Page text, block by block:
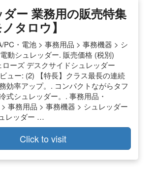
ー 業務用の販売特集
ノタロウ】
PC・電池 > 事務用品 > 事務機器 > シ
動シュレッダー. 販売価格 (税別)
ローズ デスクサイドシュレッダー
ュー: (2) 【特長】クラス最長の連続
効率アップ。. コンパクトながらタフ
式シュレッダー。. 事務用品・
事務用品 > 事務機器 > シュレッダー
レッダー …
Click to visit